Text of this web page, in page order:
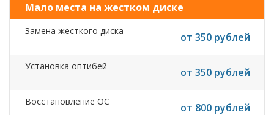
Мало места на жестком диске
Замена жесткого диска от 350 рублей
Установка оптибей от 350 рублей
Восстановление ОС от 800 рублей